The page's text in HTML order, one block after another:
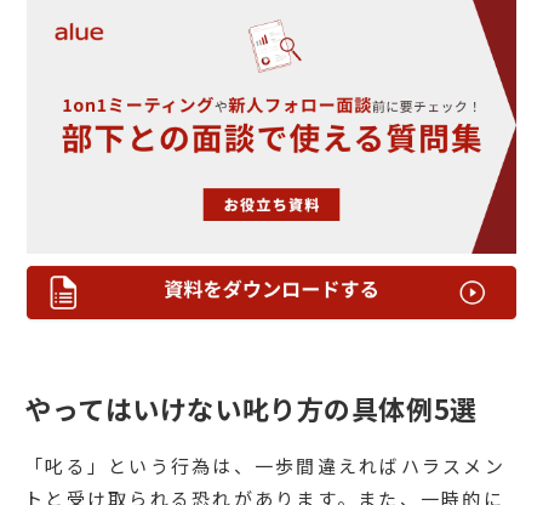
やってはいけない叱り方の具体例5選
「叱る」という行為は、一歩間違えればハラスメン
トと受け取られる恐れがあります。また、一時的に